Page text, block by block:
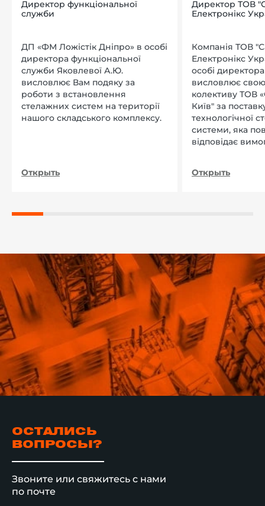
Директор функціональної
служби
ДП «ФМ Ложістік Дніпро» в особі
директора функціональної
служби Яковлевої А.Ю.
висловлює Вам подяку за
роботи з встановлення
стелажних систем на території
нашого складського комплексу.
Открыть
Директор ТОВ
Електронікс
Компанія ТОВ
Електронікс
особі
висловлює
колективу ТОВ
Київ" за
технологічної
системи, яка
відповідає
Открыть
ОСТАЛИСЬ
ВОПРОСЫ?
Звоните или свяжитесь с нами
по почте